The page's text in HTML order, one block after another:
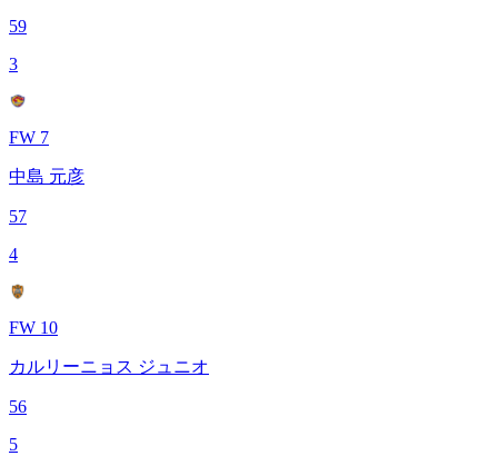
59
3
FW 7
中島 元彦
57
4
FW 10
カルリーニョス ジュニオ
56
5